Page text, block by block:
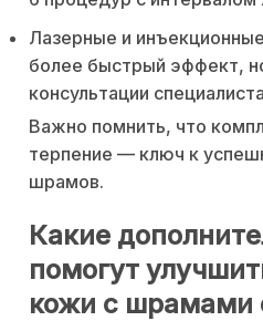
Лазерные и
более быстрый эффект,
консультации
Важно помнить, что
терпение — ключ к
шрамов.
Какие
помогут
кожи с шрамами